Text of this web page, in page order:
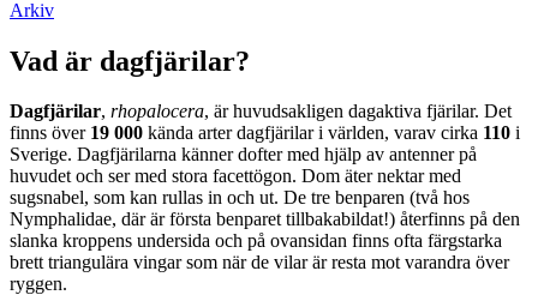
Arkiv
Vad är dagfjärilar?
Dagfjärilar, rhopalocera, är huvudsakligen dagaktiva fjärilar. Det
finns över 19 000 kända arter dagfjärilar i världen, varav cirka 110 i
Sverige. Dagfjärilarna känner dofter med hjälp av antenner på
huvudet och ser med stora facettögon. Dom äter nektar med
sugsnabel, som kan rullas in och ut. De tre benparen (två hos
Nymphalidae, där är första benparet tillbakabildat!) återfinns på den
slanka kroppens undersida och på ovansidan finns ofta färgstarka
brett triangulära vingar som när de vilar är resta mot varandra över
ryggen.